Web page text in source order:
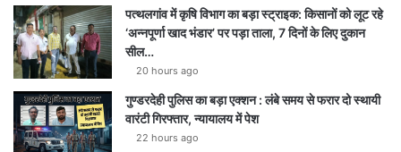
पत्थलगांव में कृषि विभाग का बड़ा स्ट्राइक: किसानों को लूट रहे
‘अन्नपूर्णा खाद भंडार’ पर पड़ा ताला, 7 दिनों के लिए दुकान
सील…
20 hours ago
गुण्डरदेही पुलिस का बड़ा एक्शन : लंबे समय से फरार दो स्थायी
वारंटी गिरफ्तार, न्यायालय में पेश
22 hours ago